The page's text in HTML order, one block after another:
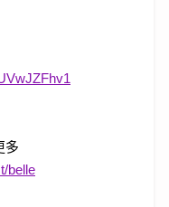
多
belle